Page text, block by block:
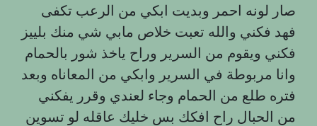
صار لونه احمر وبديت ابكي من الرعب تكفى
فهد فكني والله تعبت خلاص مابي شي منك بلييز
فكني ويقوم من السرير وراح ياخذ شور بالحمام
وانا مربوطة في السرير وابكي من المعاناه وبعد
فتره طلع من الحمام وجاء لعندي وقرر يفكني
من الحبال راح افكك بس خليك عاقله لو تسوين